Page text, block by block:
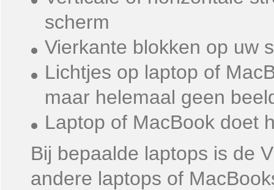
scherm
Vierkante blokken op uw
Lichtjes op laptop of
maar helemaal geen
Laptop of MacBook doet
Bij bepaalde laptops is de
andere laptops of